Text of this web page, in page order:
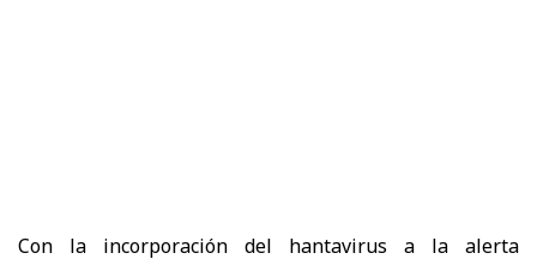
Con la incorporación del hantavirus a la alerta